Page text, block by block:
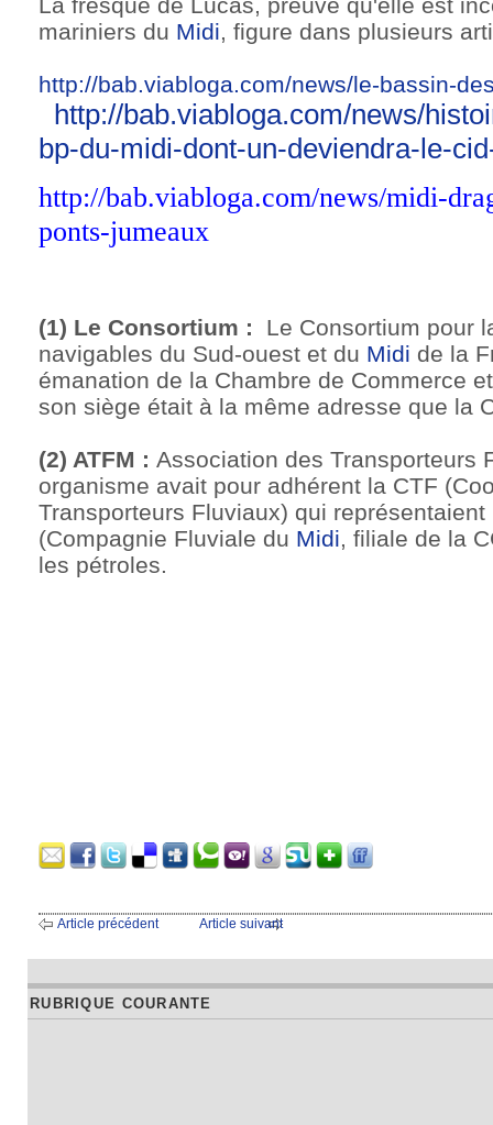
mariniers du Midi, figure dans plusieurs
http://bab.viabloga.com/news/le-bassin-
http://bab.viabloga.com/news/
bp-du-midi-dont-un-deviendra-le-
http://bab.viabloga.com/news/midi-
ponts-jumeaux
(1) Le Consortium : Le Consortium pour
navigables du Sud-ouest et du Midi de la
émanation de la Chambre de Commerce
son siège était à la même adresse que la
(2) ATFM : Association des Transporteurs
organisme avait pour adhérent la CTF
Transporteurs Fluviaux) qui
(Compagnie Fluviale du Midi, filiale de la
les pétroles.
Article précédent Article suivant
RUBRIQUE COURANTE